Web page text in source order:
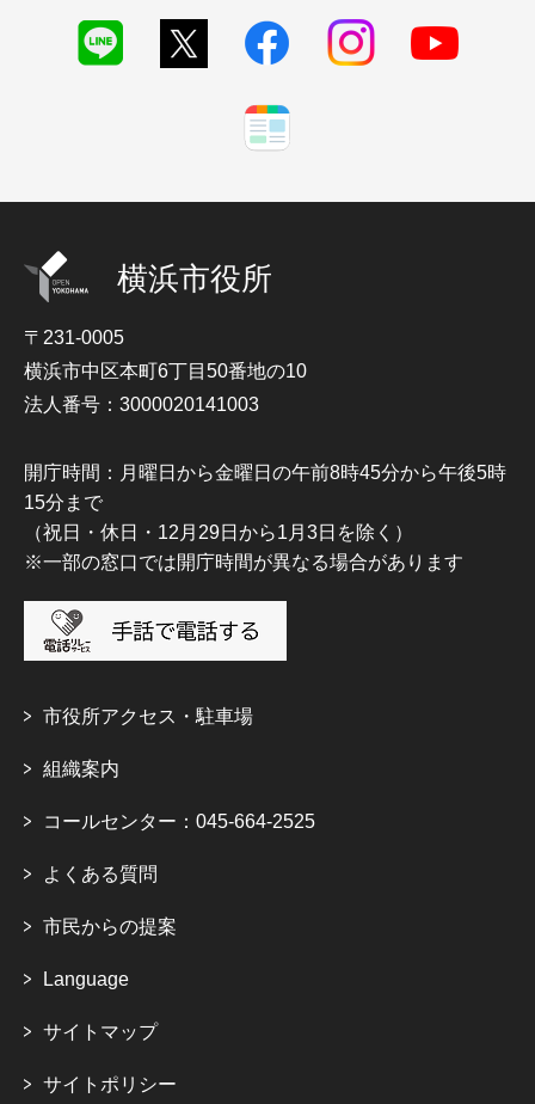
横浜市役所
〒231-0005
横浜市中区本町6丁目50番地の10
法人番号：3000020141003
開庁時間：月曜日から金曜日の午前8時45分から午後5時
15分まで
（祝日・休日・12月29日から1月3日を除く）
※一部の窓口では開庁時間が異なる場合があります
市役所アクセス・駐車場
組織案内
コールセンター：045-664-2525
よくある質問
市民からの提案
Language
サイトマップ
サイトポリシー